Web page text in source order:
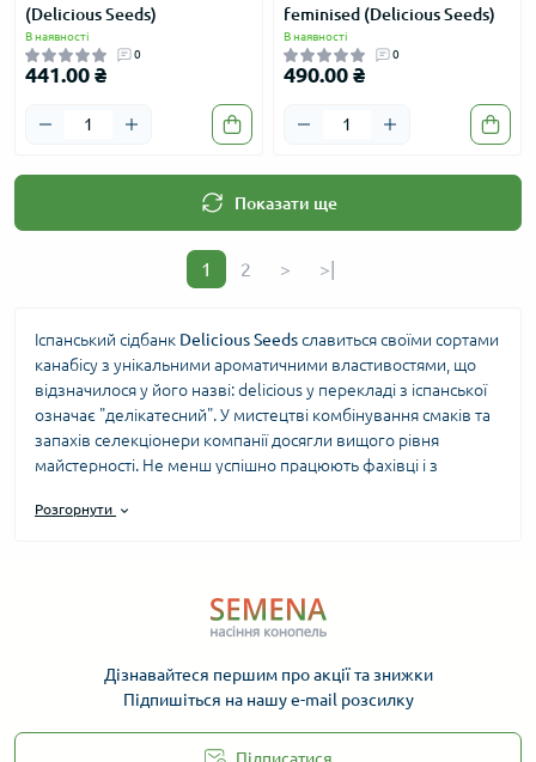
(Delicious Seeds)
В наявності
0
441.00 ₴
feminised (Delicious Seeds)
В наявності
0
490.00 ₴
Показати ще
1 2 > >|
Іспанський сідбанк Delicious Seedsславиться своїми сортами
канабісу з унікальними ароматичними властивостями, що
відзначилося у його назві: delicious у перекладі з іспанської
означає "делікатесний". У мистецтві комбінування смаків та
запахів селекціонери компанії досягли вищого рівня
майстерності. Не менш успішно працюють фахівці і з
життєстійкістю, високим імунітетом до погодних умов,
У цьому розділі каталогу представлена колекція насіння
елітної якості від іспанського сідбанку Delicious Seeds.
найдоступнішими в Україні цінами, зі швидкою та
безпечною доставкою.
Розгорнути
Дізнавайтеся першим про акції та знижки
Підпишіться на нашу e-mail розсилку